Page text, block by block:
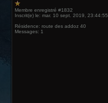
Membre enregistré #1832
Inscrit(e) le: mar. 10 sept. 2019, 23:44:55
Résidence: route des addoz 40
Messages: 1